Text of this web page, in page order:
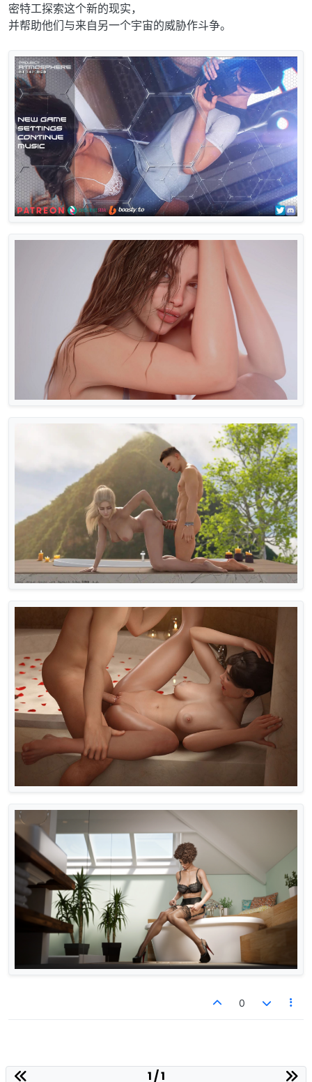
密特工探索这个新的现实，
并帮助他们与来自另一个宇宙的威胁作斗争。
0
1 / 1